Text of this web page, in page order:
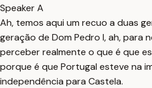
Speaker A
Ah, temos aqui um recuo a duas
geração de Dom Pedro I, ah, para
perceber realmente o que é que
porque é que Portugal esteve na
independência para Castela.